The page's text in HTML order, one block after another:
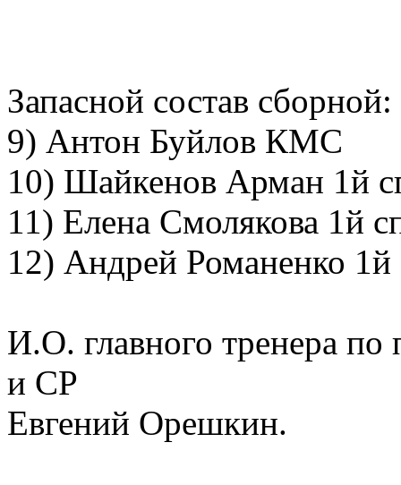
Запасной состав сборной:
9) Антон Буйлов КМС
10) Шайкенов Арман 1й
11) Елена Смолякова 1й
12) Андрей Романенко 1й
И.О. главного тренера
и СР
Евгений Орешкин.